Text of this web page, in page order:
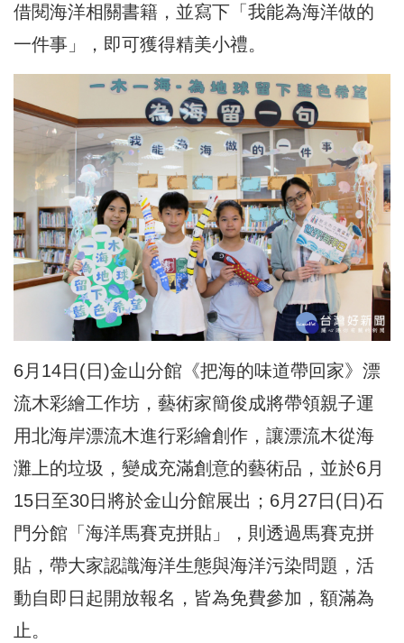
借閱海洋相關書籍，並寫下「我能為海洋做的
一件事」，即可獲得精美小禮。
6月14日(日)金山分館《把海的味道帶回家》漂
流木彩繪工作坊，藝術家簡俊成將帶領親子運
用北海岸漂流木進行彩繪創作，讓漂流木從海
灘上的垃圾，變成充滿創意的藝術品，並於6月
15日至30日將於金山分館展出；6月27日(日)石
門分館「海洋馬賽克拼貼」，則透過馬賽克拼
貼，帶大家認識海洋生態與海洋污染問題，活
動自即日起開放報名，皆為免費參加，額滿為
止。